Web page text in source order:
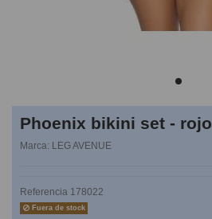
Phoenix bikini set - rojo
Marca: LEG AVENUE
Referencia 178022
Fuera de stock